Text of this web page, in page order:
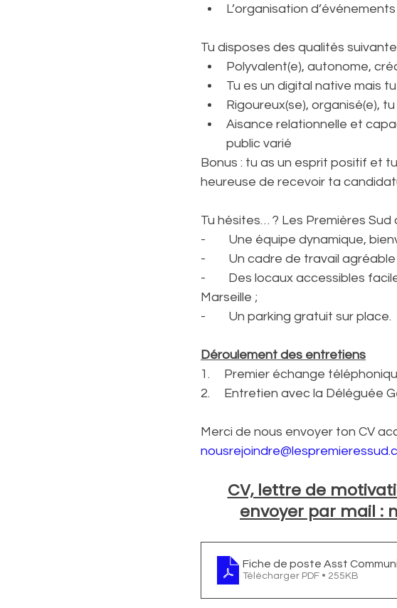
L’organisation d’événements
Tu disposes des qualités
Polyvalent(e), autonome,
Tu es un digital native mais
Rigoureux(se), organisé(e),
Aisance relationnelle et
public varié
Bonus : tu as un esprit positif et
heureuse de recevoir ta
Tu hésites… ? Les Premières Sud
-        Une équipe dynamique,
-        Un cadre de travail
-        Des locaux accessibles
Marseille ;
-        Un parking gratuit sur place.
Déroulement des entretiens
1.     Premier échange
2.     Entretien avec la Déléguée
Merci de nous envoyer ton CV
CV, lettre de
envoyer par mail :
Fiche de poste Asst
Télécharger PDF • 255KB